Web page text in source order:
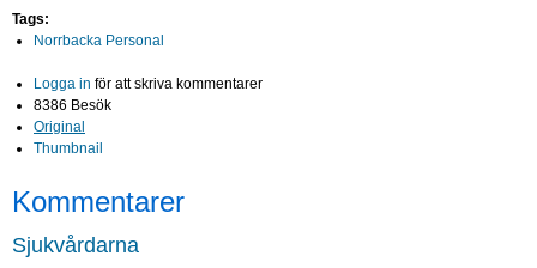
Tags:
Norrbacka Personal
Logga in för att skriva kommentarer
8386 Besök
Original
Thumbnail
Kommentarer
Sjukvårdarna